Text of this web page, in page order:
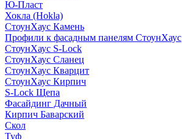
Ю-Пласт
Хокла (Hokla)
СтоунХаус Камень
Профили к фасадным панелям СтоунХаус
СтоунХаус S-Lock
СтоунХаус Сланец
СтоунХаус Кварцит
СтоунХаус Кирпич
S-Lock Щепа
Фасайдинг Дачный
Кирпич Баварский
Скол
Туф